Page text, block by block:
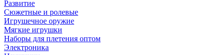
Развитие
Сюжетные и ролевые
Игрушечное оружие
Мягкие игрушки
Наборы для плетения оптом
Электроника